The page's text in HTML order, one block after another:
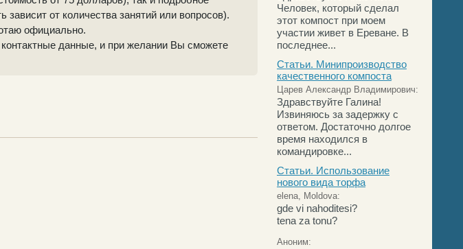
зависит от количества занятий или вопросов).
официально.
данные, и при желании Вы сможете
Человек, который сделал
этот компост при моем
участии живет в Ереване. В
последнее...
Статьи. Минипроизводство
качественного компоста
Царев Александр Владимирович:
Здравствуйте Галина!
Извиняюсь за задержку с
ответом. Достаточно долгое
время находился в
командировке...
Статьи. Использование
нового вида торфа
elena, Moldova:
gde vi nahoditesi?
tena za tonu?
Аноним: